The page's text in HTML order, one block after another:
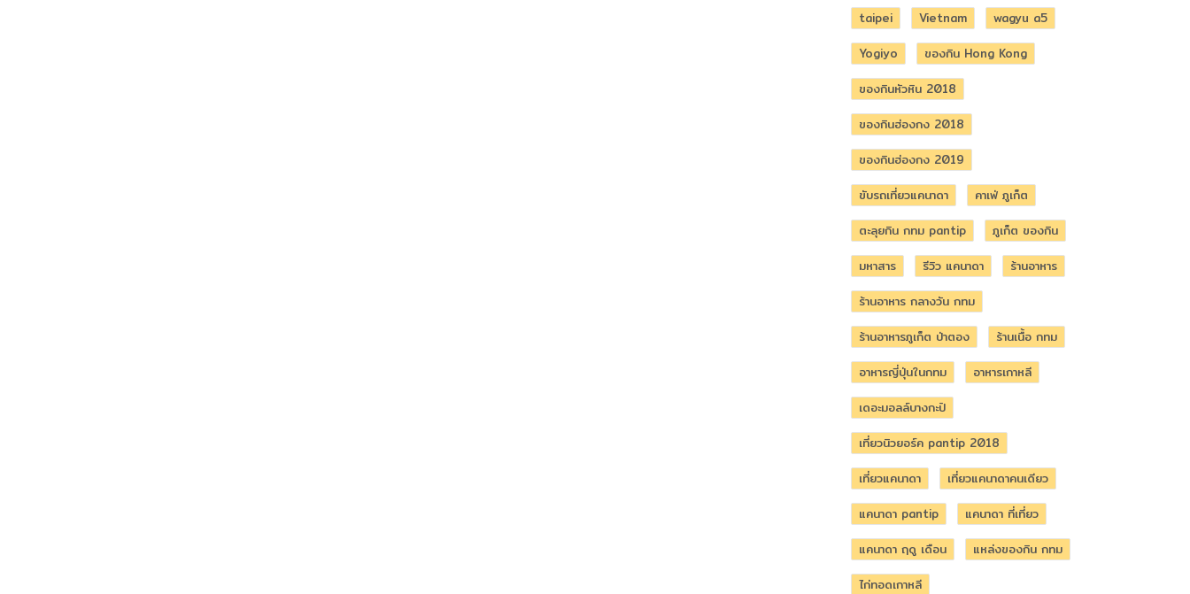
taipei
Vietnam
wagyu a5
Yogiyo
ของกิน Hong Kong
ของกินหัวหิน 2018
ของกินฮ่องกง 2018
ของกินฮ่องกง 2019
ขับรถเที่ยวแคนาดา
คาเฟ่ ภูเก็ต
ตะลุยกิน กทม pantip
ภูเก็ต ของกิน
มหาสาร
รีวิว แคนาดา
ร้านอาหาร
ร้านอาหาร กลางวัน กทม
ร้านอาหารภูเก็ต ป่าตอง
ร้านเนื้อ กทม
อาหารญี่ปุ่นในกทม
อาหารเกาหลี
เดอะมอลล์บางกะปิ
เที่ยวนิวยอร์ค pantip 2018
เที่ยวแคนาดา
เที่ยวแคนาดาคนเดียว
แคนาดา pantip
แคนาดา ที่เที่ยว
แคนาดา ฤดู เดือน
แหล่งของกิน กทม
ไก่ทอดเกาหลี